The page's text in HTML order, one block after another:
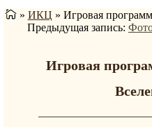
» ИКЦ » Игровая
Предыдущая запись:
Игровая